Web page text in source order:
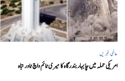
عالمی خبریں
امریکی حملہ میں چابہار بندرگاہ کا میری ٹائم واچ ٹاور تباہ